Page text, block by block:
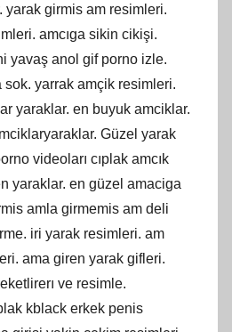
yarak girmis am resimleri.
amcıga sikin cikişi.
yavaş anol gif porno izle.
sok. yarrak amçik resimleri.
yaraklar. en buyuk amciklar.
Güzel yarak
videoları cıplak amcık
yaraklar. en güzel amaciga
amla girmemis am deli
iri yarak resimleri. am
ama giren yarak gifleri.
ve resimle.
kblack erkek penis